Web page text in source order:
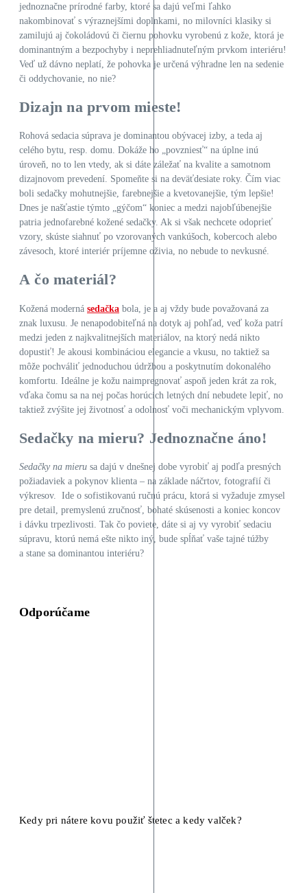
jednoznačne prírodné farby, ktoré sa dajú veľmi ľahko
nakombinovať s výraznejšími doplnkami, no milovníci klasiky si
zamilujú aj čokoládovú či čiernu pohovku vyrobenú z kože, ktorá je
dominantným a bezpochyby i neprehliadnuteľným prvkom interiéru!
Veď už dávno neplatí, že pohovka je určená výhradne len na sedenie
či oddychovanie, no nie?
Dizajn na prvom mieste!
Rohová sedacia súprava je dominantou obývacej izby, a teda aj
celého bytu, resp. domu. Dokáže ho „povzniesť“ na úplne inú
úroveň, no to len vtedy, ak si dáte záležať na kvalite a samotnom
dizajnovom prevedení. Spomeňte si na deväťdesiate roky. Čím viac
boli sedačky mohutnejšie, farebnejšie a kvetovanejšie, tým lepšie!
Dnes je našťastie týmto „gýčom“ koniec a medzi najobľúbenejšie
patria jednofarebné kožené sedačky. Ak si však nechcete odoprieť
vzory, skúste siahnuť po vzorovaných vankúšoch, kobercoch alebo
závesoch, ktoré interiér príjemne oživia, no nebude to nevkusné.
A čo materiál?
Kožená moderná sedačka bola, je a aj vždy bude považovaná za
znak luxusu. Je nenapodobiteľná na dotyk aj pohľad, veď koža patrí
medzi jeden z najkvalitnejších materiálov, na ktorý nedá nikto
dopustiť! Je akousi kombináciou elegancie a vkusu, no taktiež sa
môže pochváliť jednoduchou údržbou a poskytnutím dokonalého
komfortu. Ideálne je kožu naimpregnovať aspoň jeden krát za rok,
vďaka čomu sa na nej počas horúcich letných dní nebudete lepiť, no
taktiež zvýšite jej životnosť a odolnosť voči mechanickým vplyvom.
Sedačky na mieru? Jednoznačne áno!
Sedačky na mieru sa dajú v dnešnej dobe vyrobiť aj podľa presných
požiadaviek a pokynov klienta – na základe náčrtov, fotografií či
výkresov. Ide o sofistikovanú ručnú prácu, ktorá si vyžaduje zmysel
pre detail, premyslenú zručnosť, bohaté skúsenosti a koniec koncov
i dávku trpezlivosti. Tak čo poviete, dáte si aj vy vyrobiť sedaciu
súpravu, ktorú nemá ešte nikto iný, bude spĺňať vaše tajné túžby
a stane sa dominantou interiéru?
Odporúčame
Kedy pri nátere kovu použiť štetec a kedy valček?